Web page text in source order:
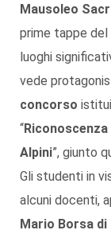
Mausoleo
prime tappe del
luoghi
vede
concorso
“
Alpini”, giunto
Gli studenti in
alcuni docenti,
Mario Borsa di